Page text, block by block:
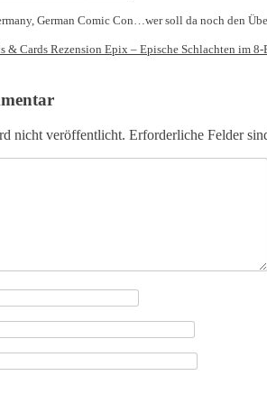
German Comic Con…wer soll da noch den
& Cards Rezension Epix – Epische Schlachten im 8-
nicht veröffentlicht. Erforderliche Felder